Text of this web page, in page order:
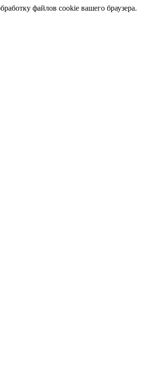
файлов cookie вашего браузера.